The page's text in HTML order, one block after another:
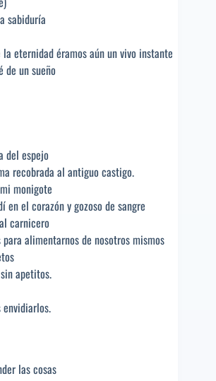
sabiduría
eternidad éramos aún un vivo instante
un sueño
del espejo
recobrada al antiguo castigo.
monigote
en el corazón y gozoso de sangre
carnicero
alimentarnos de nosotros mismos
apetitos.
envidiarlos.
las cosas